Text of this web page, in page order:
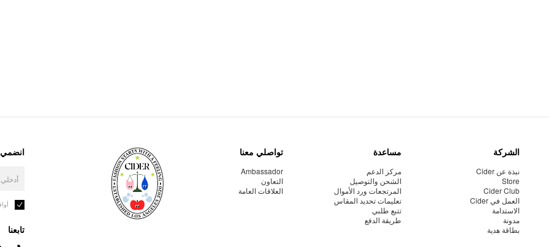
الشركة
نبذة عن Cider
Store
Cider Club
العمل في Cider
الاستدامة
مدونة
بطاقة هدية
مساعدة
مركز الدعم
الشحن والتوصيل
المرتجعات ورد الأموال
تعليمات تحديد المقاس
تتبع طلبي
طريقة الدفع
تواصلي معنا
Ambassador
التعاون
العلاقات العامة
انضمي
تابعنا